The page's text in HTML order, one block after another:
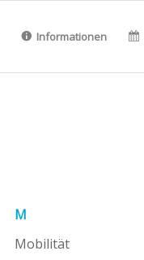
Informationen
M
Mobilität